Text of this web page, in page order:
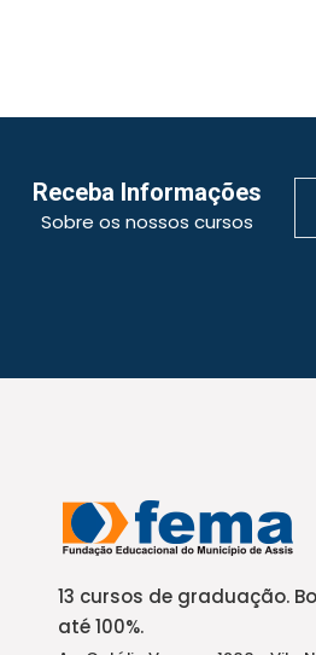
Receba Informações
Sobre os nossos cursos
13 cursos de graduação.
até 100%.